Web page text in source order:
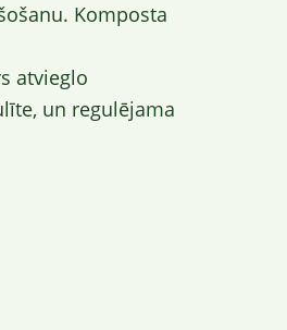
Komposta
atvieglo
un regulējama